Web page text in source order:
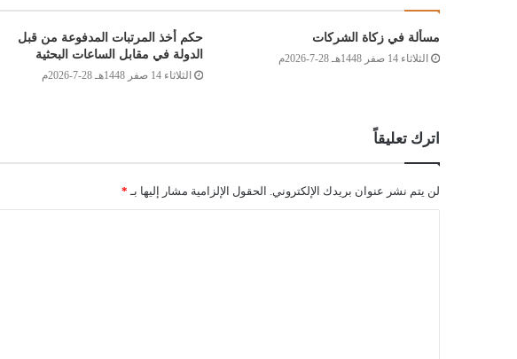
مسألة في زكاة الشركات
الثلاثاء 14 صفر 1448هـ 28-7-2026م
حكم أخذ المرتبات المدفوعة من قبل
الدولة في مقابل الساعات البحثية
الثلاثاء 14 صفر 1448هـ 28-7-2026م
اترك تعليقاً
لن يتم نشر عنوان بريدك الإلكتروني. الحقول الإلزامية مشار إليها بـ *